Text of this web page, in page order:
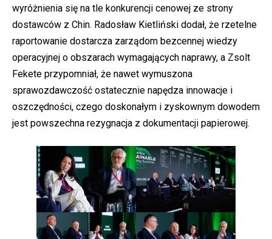
wyróżnienia się na tle konkurencji cenowej ze strony
dostawców z Chin. Radosław Kietliński dodał, że rzetelne
raportowanie dostarcza zarządom bezcennej wiedzy
operacyjnej o obszarach wymagających naprawy, a Zsolt
Fekete przypomniał, że nawet wymuszona
sprawozdawczość ostatecznie napędza innowacje i
oszczędności, czego doskonałym i zyskownym dowodem
jest powszechna rezygnacja z dokumentacji papierowej.